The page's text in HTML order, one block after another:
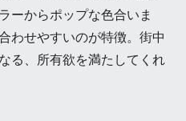
ーからポップな色合いま
わせやすいのが特徴。街中
る、所有欲を満たしてくれ